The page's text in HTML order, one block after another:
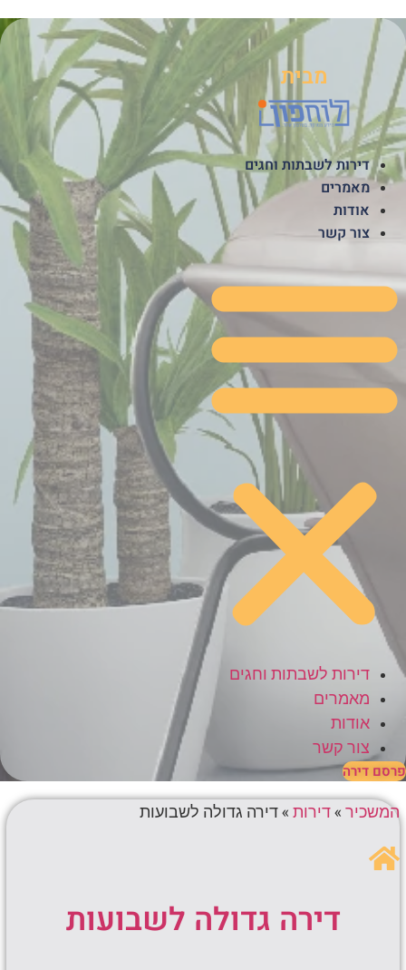
לתוכן
מבית
דירות לשבתות וחגים
מאמרים
אודות
צור קשר
דירות לשבתות וחגים
מאמרים
אודות
צור קשר
פרסם דירה
המשכיר »דירות »דירה גדולה לשבועות
דירה גדולה לשבועות